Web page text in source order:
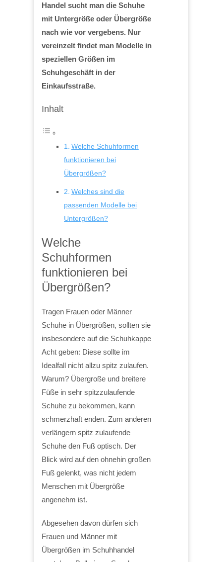
Handel sucht man die Schuhe
mit Untergröße oder Übergröße
nach wie vor vergebens. Nur
vereinzelt findet man Modelle in
speziellen Größen im
Schuhgeschäft in der
Einkaufsstraße.
Inhalt
Welche Schuhformen
funktionieren bei
Übergrößen?
Welches sind die
passenden Modelle bei
Untergrößen?
Welche
Schuhformen
funktionieren bei
Übergrößen?
Tragen Frauen oder Männer
Schuhe in Übergrößen, sollten sie
insbesondere auf die Schuhkappe
Acht geben: Diese sollte im
Idealfall nicht allzu spitz zulaufen.
Warum? Übergroße und breitere
Füße in sehr spitzzulaufende
Schuhe zu bekommen, kann
schmerzhaft enden. Zum anderen
verlängern spitz zulaufende
Schuhe den Fuß optisch. Der
Blick wird auf den ohnehin großen
Fuß gelenkt, was nicht jedem
Menschen mit Übergröße
angenehm ist.
Abgesehen davon dürfen sich
Frauen und Männer mit
Übergrößen im Schuhhandel